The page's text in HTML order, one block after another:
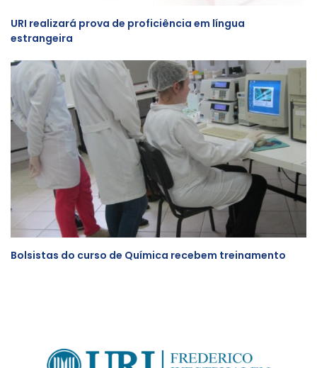
URI realizará prova de proficiência em língua
estrangeira
Bolsistas do curso de Química recebem treinamento